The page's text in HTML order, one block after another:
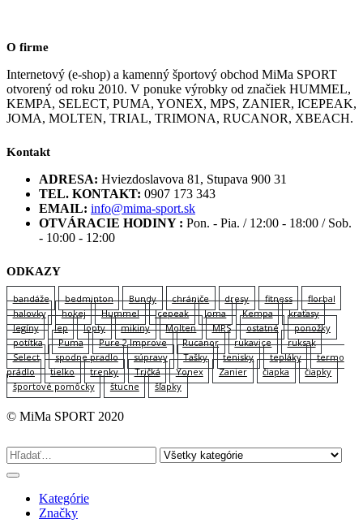
O firme
Internetový (e-shop) a kamenný športový obchod MiMa SPORT
otvorený od roku 2010. V ponuke výrobky od značiek HUMMEL,
KEMPA, SELECT, PUMA, YONEX, MPS, ZANIER, ICEPEAK,
JOMA, MOLTEN, TRIAL, TRIMONA, RUCANOR, XBEACH.
Kontakt
ADRESA: Hviezdoslavova 81, Stupava 900 31
TEL. KONTAKT: 0907 173 343
EMAIL: info@mima-sport.sk
OTVÁRACIE HODINY : Pon. - Pia. / 12:00 - 18:00 / Sob.
- 10:00 - 12:00
ODKAZY
bandáže bedminton Bundy chrániče dresy fitness
florbal
halovky
hokej Hummel Icepeak Joma Kempa
kraťasy
legíny
lep lopty mikiny Molten MPS ostatné
ponožky
potítka
Puma Pure 2 Improve Rucanor rukavice
ruksak
Select
spodne pradlo súpravy Tašky tenisky tepláky
termo
prádlo
tielko trenky Tričká Yonex Zanier čiapka
čiapky
športové pomôcky
štucne šľapky
© MiMa SPORT 2020
Kategórie
Značky